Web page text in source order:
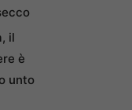
il
è
unto